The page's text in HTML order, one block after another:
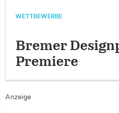
WETTBEWERBE
Bremer
Premiere
Anzeige